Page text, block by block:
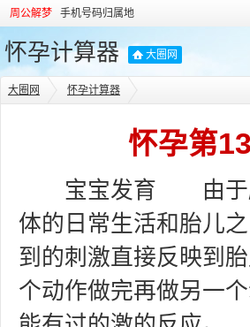
周公解梦 手机号码归属地
怀孕计算器 大圈网
大圈网 怀孕计算器
怀孕第
宝宝发育 由于胎
体的日常生活和胎儿
到的刺激直接反映到
个动作做完再做另一